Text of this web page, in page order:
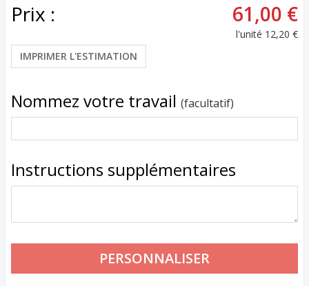
Prix : 61,00 €
l'unité 12,20 €
IMPRIMER L'ESTIMATION
Nommez votre travail (facultatif)
Instructions supplémentaires